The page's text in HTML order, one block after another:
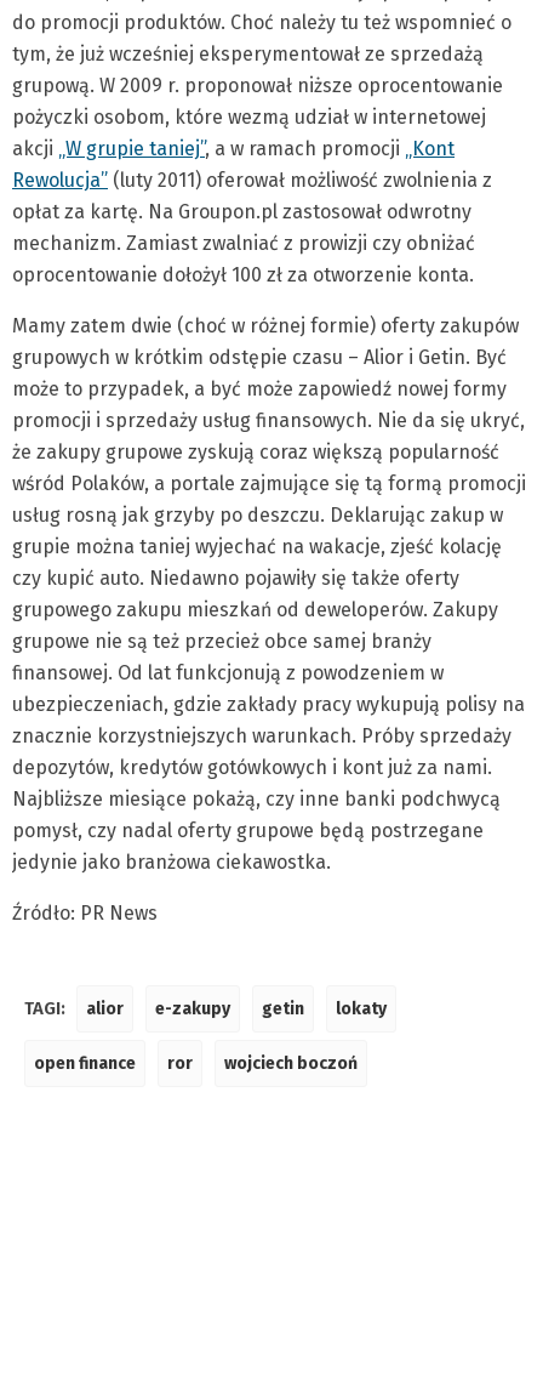
do promocji produktów. Choć należy tu też wspomnieć o
tym, że już wcześniej eksperymentował ze sprzedażą
grupową. W 2009 r. proponował niższe oprocentowanie
pożyczki osobom, które wezmą udział w internetowej
akcji „W grupie taniej”, a w ramach promocji „Kont
Rewolucja” (luty 2011) oferował możliwość zwolnienia z
opłat za kartę. Na Groupon.pl zastosował odwrotny
mechanizm. Zamiast zwalniać z prowizji czy obniżać
oprocentowanie dołożył 100 zł za otworzenie konta.
Mamy zatem dwie (choć w różnej formie) oferty zakupów
grupowych w krótkim odstępie czasu – Alior i Getin. Być
może to przypadek, a być może zapowiedź nowej formy
promocji i sprzedaży usług finansowych. Nie da się ukryć,
że zakupy grupowe zyskują coraz większą popularność
wśród Polaków, a portale zajmujące się tą formą promocji
usług rosną jak grzyby po deszczu. Deklarując zakup w
grupie można taniej wyjechać na wakacje, zjeść kolację
czy kupić auto. Niedawno pojawiły się także oferty
grupowego zakupu mieszkań od deweloperów. Zakupy
grupowe nie są też przecież obce samej branży
finansowej. Od lat funkcjonują z powodzeniem w
ubezpieczeniach, gdzie zakłady pracy wykupują polisy na
znacznie korzystniejszych warunkach. Próby sprzedaży
depozytów, kredytów gotówkowych i kont już za nami.
Najbliższe miesiące pokażą, czy inne banki podchwycą
pomysł, czy nadal oferty grupowe będą postrzegane
jedynie jako branżowa ciekawostka.
Źródło: PR News
TAGI: alior e-zakupy getin lokaty
open finance ror wojciech boczoń